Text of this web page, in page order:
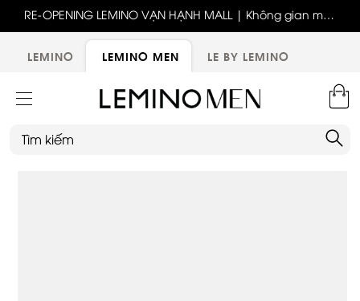
RE-OPENING LEMINO VẠN HẠNH MALL | Không gian mới,
trải nghiệm mới, ưu đãi tri ân đặc biệt
LEMINO
LEMINO MEN LE BY LEMINO